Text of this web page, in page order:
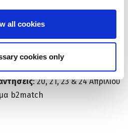
all cookies
cookies only
δωρεάν εισιτήρια για
: 20, 21, 23 & 24 Απριλίου
b2match